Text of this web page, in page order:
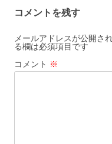
ビ
ゲ
ー
シ
コメントを残す
メールアドレスが公開さ
る欄は必須項目です
コメント ※